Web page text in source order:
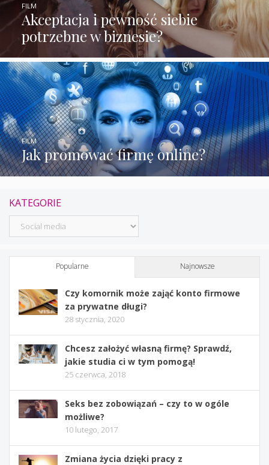
Akceptacja i pewność siebie
potrzebne w biznesie?
FILM
Jak promować firmę online?
FILM
KATEGORIE
Kategorie
Popularne Najnowsze
Czy komornik może zająć konto firmowe
za prywatne długi?
28 stycznia, 2020
Chcesz założyć własną firmę? Sprawdź,
jakie studia ci w tym pomogą!
25 czerwca, 2018
Seks bez zobowiązań – czy to w ogóle
możliwe?
10 lutego, 2017
Zmiana życia dzięki pracy z